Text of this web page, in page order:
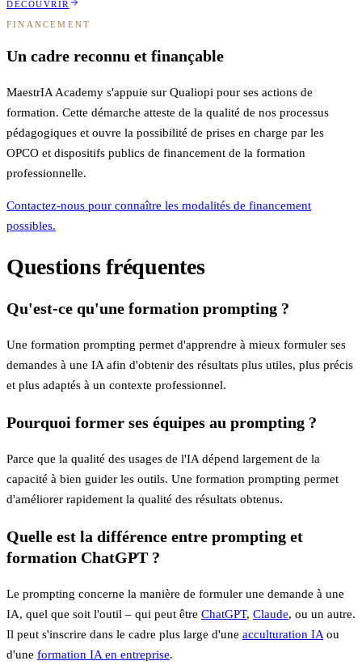
DÉCOUVRIR
FINANCEMENT
Un cadre reconnu et finançable
MaestrIA Academy s'appuie sur Qualiopi pour ses actions de
formation. Cette démarche atteste de la qualité de nos processus
pédagogiques et ouvre la possibilité de prises en charge par les
OPCO et dispositifs publics de financement de la formation
professionnelle.
Contactez-nous pour connaître les modalités de financement
possibles.
Questions fréquentes
Qu'est-ce qu'une formation prompting ?
Une formation prompting permet d'apprendre à mieux formuler ses
demandes à une IA afin d'obtenir des résultats plus utiles, plus précis
et plus adaptés à un contexte professionnel.
Pourquoi former ses équipes au prompting ?
Parce que la qualité des usages de l'IA dépend largement de la
capacité à bien guider les outils. Une formation prompting permet
d'améliorer rapidement la qualité des résultats obtenus.
Quelle est la différence entre prompting et
formation ChatGPT ?
Le prompting concerne la manière de formuler une demande à une
IA, quel que soit l'outil – qui peut être ChatGPT, Claude, ou un autre.
Il peut s'inscrire dans le cadre plus large d'une acculturation IA ou
d'une formation IA en entreprise.